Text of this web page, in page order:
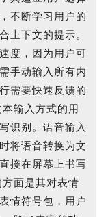
入
法
的
便
捷
步
骤
不断学习用户的
上下文的提示。
度，因为用户可
手动输入所有内
需要快速反馈的
输入方式的用
识别。语音输入
将语音转换为文
接在屏幕上书写
面是其对表情
情符号包，用户